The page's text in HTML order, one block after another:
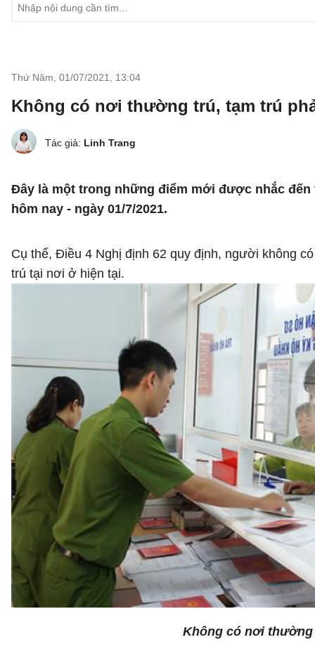
Thứ Năm, 01/07/2021 13:04
Không có nơi thường trú, tạm trú
Tác giả: Linh Trang
Đây là một trong những điểm mới được nhắc
hôm nay - ngày 01/7/2021.
Cụ thể, Điều 4 Nghị định 62 quy định, người không
trú tại nơi ở hiện tại.
Không có nơi